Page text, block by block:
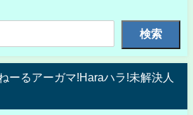
検索
ーるアーガマ!Haraハラ!未解決人